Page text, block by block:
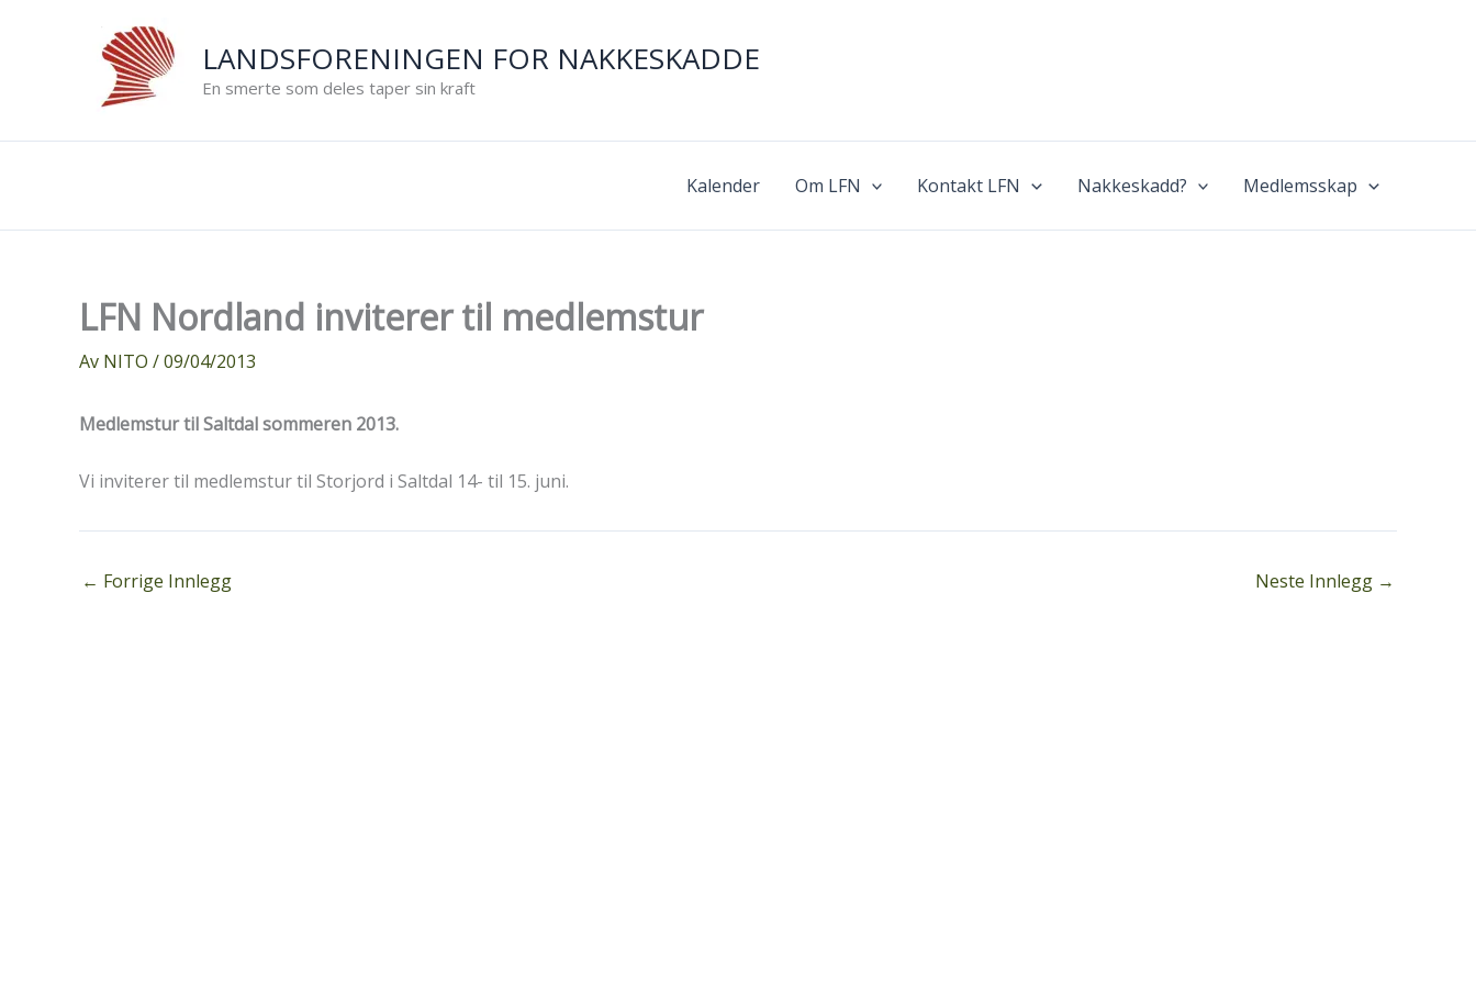
LANDSFORENINGEN FOR NAKKESKADDE
En smerte som deles taper sin kraft
Kalender Om LFN Kontakt LFN Nakkeskadd? Medlemsskap
LFN Nordland inviterer til medlemstur
Av NITO /09/04/2013
Medlemstur til Saltdal sommeren 2013.
Vi inviterer til medlemstur til Storjord i Saltdal 14- til 15. juni.
← Forrige Innlegg Neste Innlegg →